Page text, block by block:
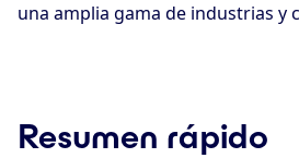
una amplia gama de industrias y
Resumen rápido